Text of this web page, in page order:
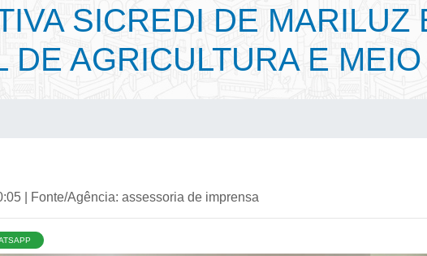
SICREDI DE MARILUZ
DE AGRICULTURA E MEIO
| Fonte/Agência: assessoria de imprensa